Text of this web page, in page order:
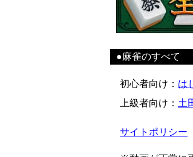
●麻雀のすべて
初心者向け ： は
上級者向け ： 土
サイトポリシー